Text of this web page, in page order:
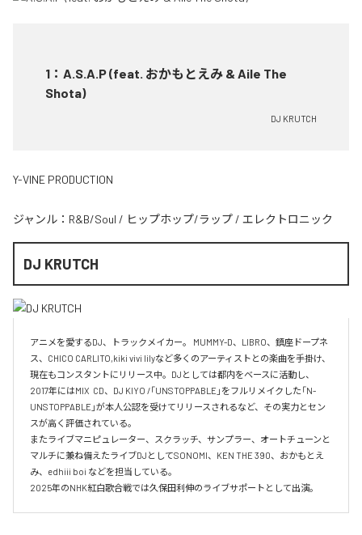
1 ： A.S.A.P (feat. おかもとえみ & Aile The
Shota)
DJ KRUTCH
Y-VINE PRODUCTION
ジャンル： R&B/Soul / ヒップホップ/ラップ / エレクトロニック
DJ KRUTCH
アニメを愛するDJ、トラックメイカー。 MUMMY-D、LIBRO、鎮座ドープネ
ス、CHICO CARLITO,kiki vivi lilyなど多くのアーティストとの楽曲を手掛け、
現在もコンスタントにリリース中。DJとしては都内をベースに活動し、
2017年にはMIX  CD、DJ KIYO /「UNSTOPPABLE」をフルリメイクした「N-
UNSTOPPABLE」が本人公認を受けてリリースされるなど、その実力とセン
スが高く評価されている。
またライブマニピュレーター、スクラッチ、サンプラー、オートチューンと
マルチに兼ね備えたライブDJとしてSONOMI、KEN THE 390、おかもとえ
み、edhiii boi などを担当している。